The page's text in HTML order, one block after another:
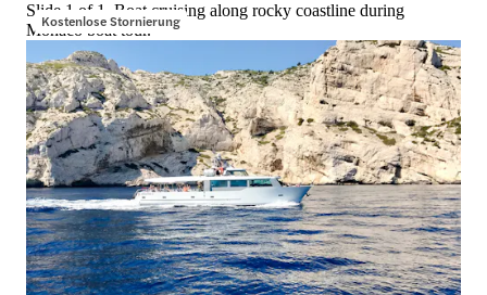
Kostenlose Stornierung
Slide 1 of 1, Boat cruising along rocky coastline during
Monaco boat tour.